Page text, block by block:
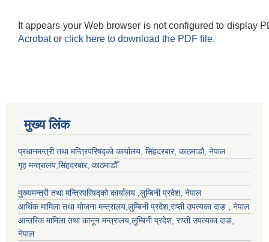
It appears your Web browser is not configured to display
Acrobator click here to download the PDF file.
मुख्य लिंक
प्रधानमन्त्री तथा मन्त्रिपरिषद्को कार्यालय, सिंहदरबार, काठमाडौ, नेपाल
गृह मन्त्रालय,सिंहदरबार, काठमाडौँ
मुख्यमन्त्री तथा मन्त्रिपरिषद्को कार्यालय ,लुम्बिनी प्रदेश, नेपाल
आर्थिक मामिला तथा योजना मन्त्रालय,लुम्बिनी प्रदेश,राप्ती उपत्यका दाङ , नेपाल
आन्तरिक मामिला तथा कानून मन्त्रालय,लुम्बिनी प्रदेश, राप्ती उपत्यका दाङ,
नेपाल